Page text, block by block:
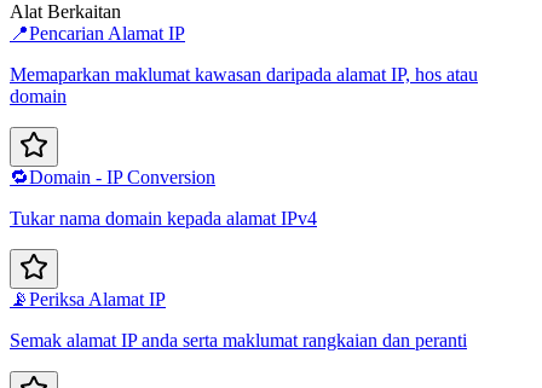
Alat Berkaitan
📍Pencarian Alamat IP
Memaparkan maklumat kawasan daripada alamat IP, hos atau
domain
🔁Domain - IP Conversion
Tukar nama domain kepada alamat IPv4
📡Periksa Alamat IP
Semak alamat IP anda serta maklumat rangkaian dan peranti